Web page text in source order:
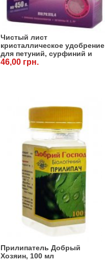
Чистый лист
кристаллическое удобрение
для петуний, сурфиний и
пеларгоний, 300 г
46,00 грн.
Прилипатель Добрый
Хозяин, 100 мл